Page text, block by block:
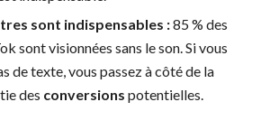
sont indispensables :85 % des
sont visionnées sans le son. Si vous
de texte, vous passez à côté de la
des conversions potentielles.